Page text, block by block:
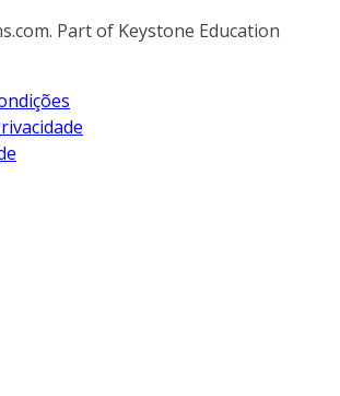
Part of Keystone Education